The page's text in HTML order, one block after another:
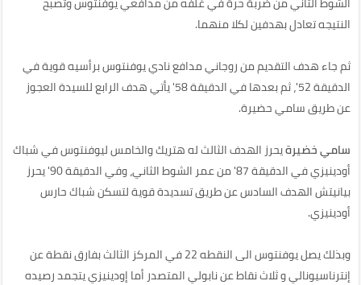
النتيجه تعادل بهدفين لكلا منهما.
ثم جاء هدف التقديم من روجاني مدافع نادي يوفنتوس برأسيه قوية في
الدقيقة 52'، ثم بعدها في الدقيقة 58' يأتي هدف الرابع للسيدة العجوز
عن طريق سامي حضيرة.
سامي خضيرةيحرز الهدف الثالث له هتريك والخامس ليوفنتوس في شباك
أودينيزي في الدقيقة 87' من عمر الشوط الثاني، وفي الدقيقة 90' يحرز
بيانيتش الهدف السادس عن طريق تسديدة قوية لتسكن شباك حارس
أودينيزي.
وبذلك يصل يوفنتوس الى النقطه 22 في المركز الثالث بفارق نقطة عن
إنترناسيونالي و ثلاث نقاط عن نابولي المتصدر أما إودينيزي يتجمد رصيده